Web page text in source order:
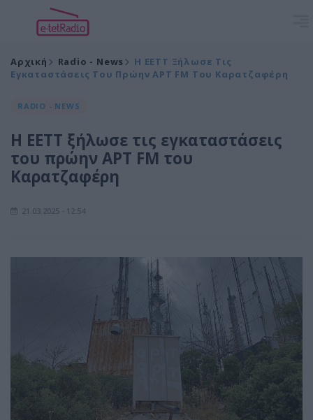
Αρχική Radio - News
Η ΕΕΤΤ Ξήλωσε Τις
Εγκαταστάσεις Του Πρώην ΑΡΤ FM Του Καρατζαφέρη
RADIO - NEWS
Η ΕΕΤΤ ξήλωσε τις εγκαταστάσεις
του πρώην ΑΡΤ FM του
Καρατζαφέρη
21.03.2025 - 12:54